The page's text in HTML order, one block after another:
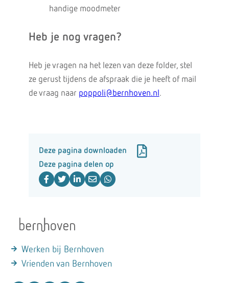
handige moodmeter
Heb je nog vragen?
Heb je vragen na het lezen van deze folder, stel
ze gerust tijdens de afspraak die je heeft of mail
de vraag naar poppoli@bernhoven.nl .
Deze pagina downloaden
Deze pagina delen op
Werken bij Bernhoven
Vrienden van Bernhoven